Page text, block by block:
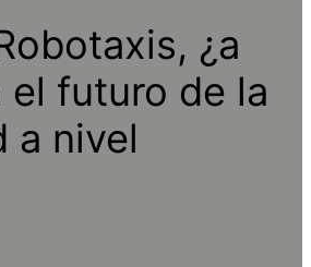
¿a
el futuro de la
a nivel